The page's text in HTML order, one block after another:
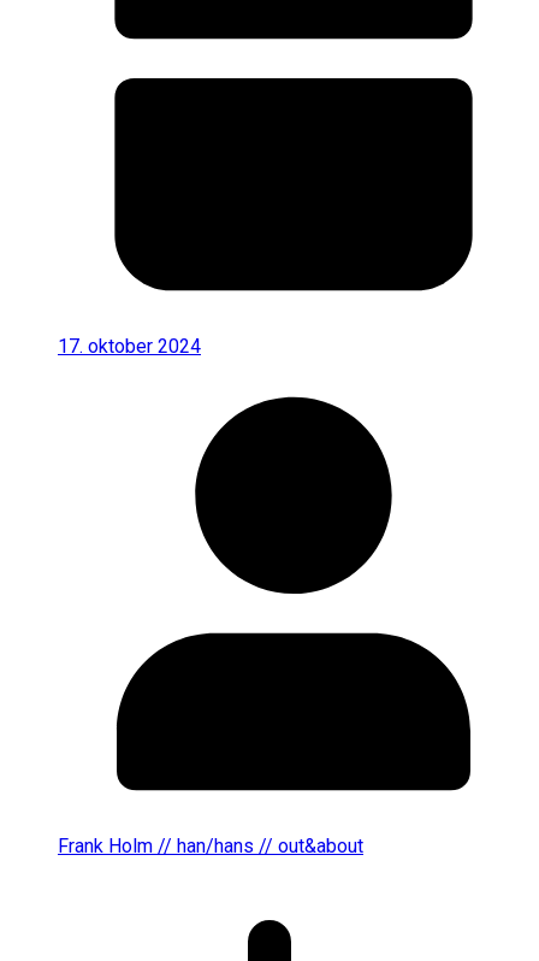
17. oktober 2024
Frank Holm // han/hans // out&about